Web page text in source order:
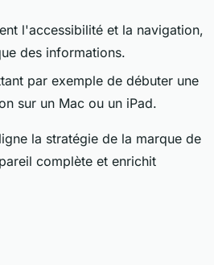
l'accessibilité et la navigation,
des informations.
par exemple de débuter une
sur un Mac ou un iPad.
la stratégie de la marque de
complète et enrichit